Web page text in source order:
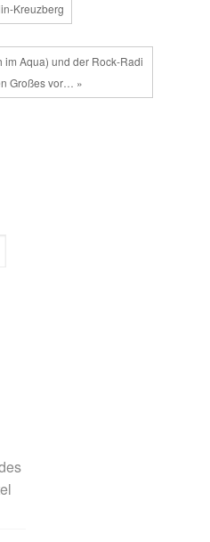
Kreuzberg
im Aqua) und der Rock-Radi
Großes vor… »